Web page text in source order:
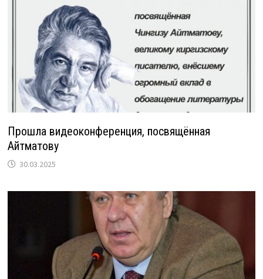
Прошла видеоконференция, посвящённая
Айтматову
30.03.2025